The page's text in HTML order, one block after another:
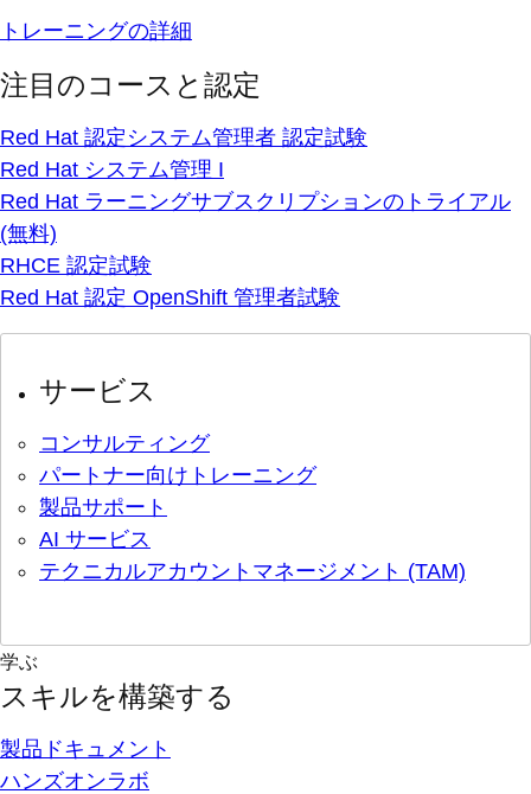
トレーニングの詳細
注目のコースと認定
Red Hat 認定システム管理者 認定試験
Red Hat システム管理 I
Red Hat ラーニングサブスクリプションのトライアル
(無料)
RHCE 認定試験
Red Hat 認定 OpenShift 管理者試験
サービス
コンサルティング
パートナー向けトレーニング
製品サポート
AI サービス
テクニカルアカウントマネージメント (TAM)
学ぶ
スキルを構築する
製品ドキュメント
ハンズオンラボ